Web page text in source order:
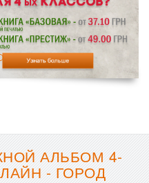
АЛЬБОМ 4-
- ГОРОД